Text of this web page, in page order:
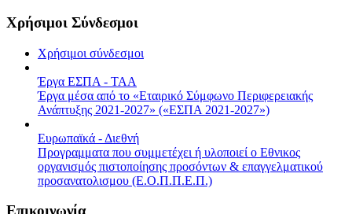
Χρήσιμοι Σύνδεσμοι
Χρήσιμοι σύνδεσμοι
Έργα ΕΣΠΑ - ΤΑΑ
Έργα μέσα από το «Εταιρικό Σύμφωνο Περιφερειακής
Ανάπτυξης 2021-2027» («ΕΣΠΑ 2021-2027»)
Ευρωπαϊκά - Διεθνή
Προγραμματα που συμμετέχει ή υλοποιεί ο Εθνικος
οργανισμός πιστοποίησης προσόντων & επαγγελματικού
προσανατολισμου (Ε.Ο.Π.Π.Ε.Π.)